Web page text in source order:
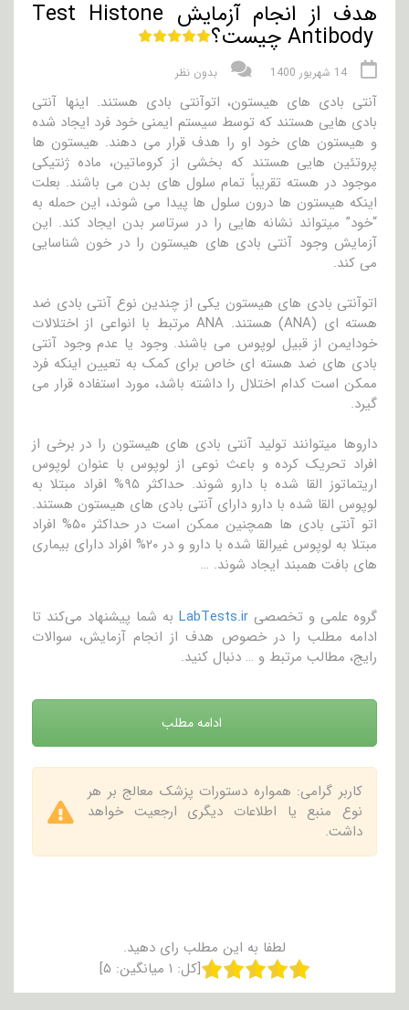
هدف از انجام آزمایش Test Histone
Antibody چیست؟
14 شهریور 1400 بدون نظر
آنتی بادی های هیستون، اتوآنتی بادی هستند. اینها آنتی
بادی هایی هستند که توسط سیستم ایمنی خود فرد ایجاد شده
و هیستون های خود او را هدف قرار می دهند. هیستون ها
پروتئین هایی هستند که بخشی از کروماتین، ماده ژنتیکی
موجود در هسته تقریباً تمام سلول های بدن می باشند. بعلت
اینکه هیستون ها درون سلول ها پیدا می شوند، این حمله به
“خود” میتواند نشانه هایی را در سرتاسر بدن ایجاد کند. این
آزمایش وجود آنتی بادی های هیستون را در خون شناسایی
می کند.
اتوآنتی بادی های هیستون یکی از چندین نوع آنتی بادی ضد
هسته ای (ANA) هستند. ANA مرتبط با انواعی از اختلالات
خودایمن از قبیل لوپوس می باشند. وجود یا عدم وجود آنتی
بادی های ضد هسته ای خاص برای کمک به تعیین اینکه فرد
ممکن است کدام اختلال را داشته باشد، مورد استفاده قرار می
گیرد.
داروها میتوانند تولید آنتی بادی های هیستون را در برخی از
افراد تحریک کرده و باعث نوعی از لوپوس با عنوان لوپوس
اریتماتوز القا شده با دارو شوند. حداکثر ۹۵% افراد مبتلا به
لوپوس القا شده با دارو دارای آنتی بادی های هیستون هستند.
اتو آنتی بادی ها همچنین ممکن است در حداکثر ۵۰% افراد
مبتلا به لوپوس غیرالقا شده با دارو و در ۲۰% افراد دارای بیماری
های بافت همبند ایجاد شوند. …
گروه علمی و تخصصی LabTests.ir به شما پیشنهاد می‌کند تا
ادامه مطلب را در خصوص هدف از انجام آزمایش، سوالات
رایج، مطالب مرتبط و … دنبال کنید.
ادامه مطلب
کاربر گرامی: همواره دستورات پزشک معالج بر هر
نوع منبع یا اطلاعات دیگری ارجعیت خواهد
داشت.
لطفا به این مطلب رای دهید.
[کل: ۱ میانگین: ۵]